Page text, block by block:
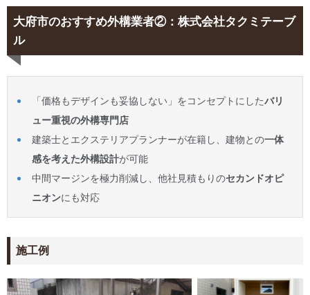
大府市のおすすめ外構業者②：株式会社タクミテーブ
ル
「価格もデザインも妥協しない」をコンセプトにしたバリ
ュー重視の外構専門店
建築士とエクステリアプランナーが在籍し、建物との一体
感を考えた外構設計が可能
中間マージンを極力削減し、他社見積もりのセカンドオピ
ニオンにも対応
施工例